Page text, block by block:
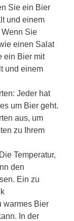
Sie ein Bier
und einem
Wenn Sie
einen Salat
ein Bier mit
und einem
Jeder hat
um Bier geht.
aus, um
zu Ihrem
Temperatur,
den
Ein zu
warmes Bier
In der